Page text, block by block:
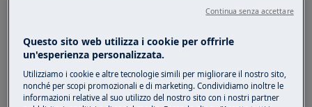
Utilizzare sempre guanti di sicurezza e calzature
Si prega di notare che l'auto-riparazione o la
riparazione non professionale possono avere
conseguenze sulla sicurezza se non eseguite
Questo sito web utilizza i cookie per offrirle
un'esperienza personalizzata.
Utilizziamo i cookie e altre tecnologie simili per migliorare il nostro sito,
nonché per scopi promozionali e di marketing. Condividiamo inoltre le
informazioni relative al suo utilizzo del nostro sito con i nostri partner
Continua senza accettare